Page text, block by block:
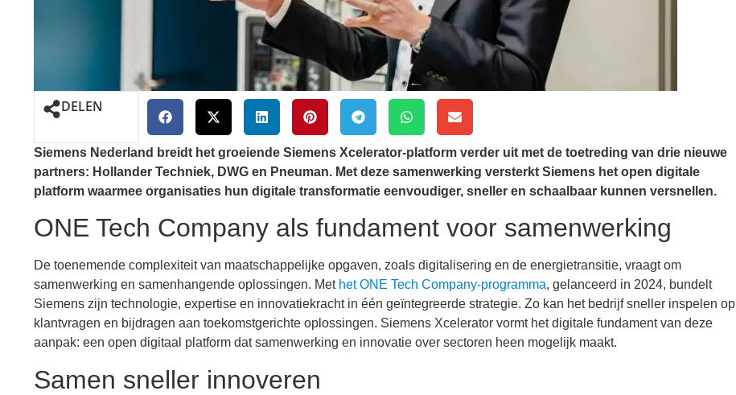
DELEN
Siemens Nederland breidt het groeiende Siemens Xcelerator-platform verder uit met de toetreding van drie nieuwe
partners: Hollander Techniek, DWG en Pneuman. Met deze samenwerking versterkt Siemens het open digitale
platform waarmee organisaties hun digitale transformatie eenvoudiger, sneller en schaalbaar kunnen versnellen.
ONE Tech Company als fundament voor samenwerking
De toenemende complexiteit van maatschappelijke opgaven, zoals digitalisering en de energietransitie, vraagt om
samenwerking en samenhangende oplossingen. Met het ONE Tech Company-programma, gelanceerd in 2024, bundelt
Siemens zijn technologie, expertise en innovatiekracht in één geïntegreerde strategie. Zo kan het bedrijf sneller inspelen op
klantvragen en bijdragen aan toekomstgerichte oplossingen. Siemens Xcelerator vormt het digitale fundament van deze
aanpak: een open digitaal platform dat samenwerking en innovatie over sectoren heen mogelijk maakt.
Samen sneller innoveren